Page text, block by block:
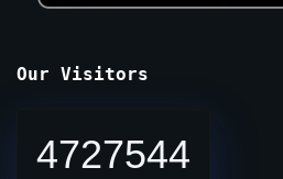
Our Visitors
4727544